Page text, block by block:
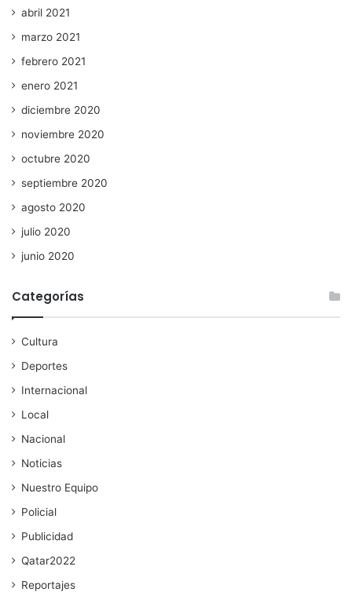
abril 2021
marzo 2021
febrero 2021
enero 2021
diciembre 2020
noviembre 2020
octubre 2020
septiembre 2020
agosto 2020
julio 2020
junio 2020
Categorías
Cultura
Deportes
Internacional
Local
Nacional
Noticias
Nuestro Equipo
Policial
Publicidad
Qatar2022
Reportajes